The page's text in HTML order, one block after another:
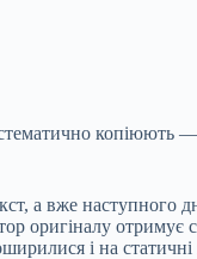
копіюють
а вже наступного
оригіналу отримує
і на